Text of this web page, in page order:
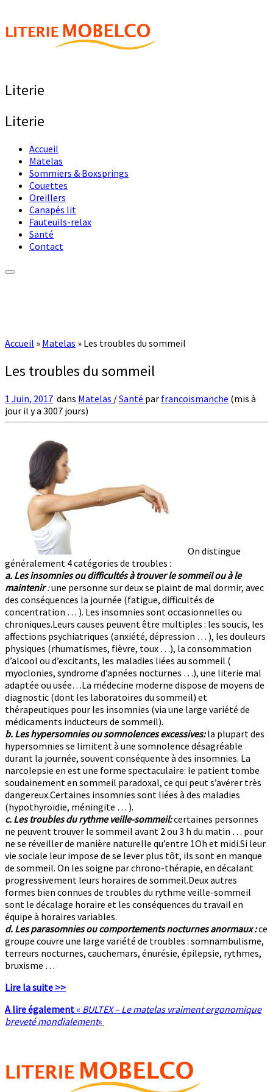
Literie
Literie
Accueil
Matelas
Sommiers & Boxsprings
Couettes
Oreillers
Canapés lit
Fauteuils-relax
Santé
Contact
Accueil » Matelas » Les troubles du sommeil
Les troubles du sommeil
1 Juin, 2017 dans Matelas /Santé par francoismanche (mis à
jour il y a 3007 jours)
On distingue
généralement 4 catégories de troubles :
a. Les insomnies ou difficultés à trouver le sommeil ou à le
maintenir:une personne sur deux se plaint de mal dormir, avec
des conséquences la journée (fatigue, difficultés de
concentration … ). Les insomnies sont occasionnelles ou
chroniques.Leurs causes peuvent être multiples : les soucis, les
affections psychiatriques (anxiété, dépression … ), les douleurs
physiques (rhumatismes, fièvre, toux …), la consommation
d’alcool ou d’excitants, les maladies liées au sommeil (
myoclonies, syndrome d’apnées nocturnes …), une literie mal
adaptée ou usée…La médecine moderne dispose de moyens de
diagnostic (dont les laboratoires du sommeil) et
thérapeutiques pour les insomnies (via une large variété de
médicaments inducteurs de sommeil).
b. Les hypersomnies ou somnolences excessives: la plupart des
hypersomnies se limitent à une somnolence désagréable
durant la journée, souvent conséquente à des insomnies. La
narcolepsie en est une forme spectaculaire: le patient tombe
soudainement en sommeil paradoxal, ce qui peut s’avérer très
dangereux.Certaines insomnies sont liées à des maladies
(hypothyroïdie, méningite … ).
c. Les troubles du rythme veille-sommeil:certaines personnes
ne peuvent trouver le sommeil avant 2 ou 3 h du matin … pour
ne se réveiller de manière naturelle qu’entre 1Oh et midi.Si leur
vie sociale leur impose de se lever plus tôt, ils sont en manque
de sommeil. On les soigne par chrono-thérapie, en décalant
progressivement leurs horaires de sommeil.Deux autres
formes bien connues de troubles du rythme veille-sommeil
sont le décalage horaire et les conséquences du travail en
équipe à horaires variables.
d. Les parasomnies ou comportements nocturnes anormaux :ce
groupe couvre une large variété de troubles : somnambulisme,
terreurs nocturnes, cauchemars, énurésie, épilepsie, rythmes,
bruxisme …
Lire la suite >>
A lire également « BULTEX – Le matelas vraiment ergonomique
breveté mondialement«